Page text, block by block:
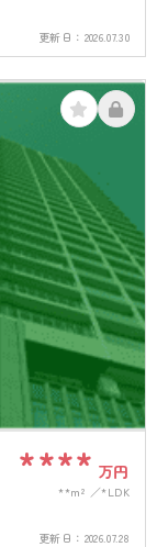
更新日： 2026.07.30
**** 万円
**m² *LDK
更新日： 2026.07.28